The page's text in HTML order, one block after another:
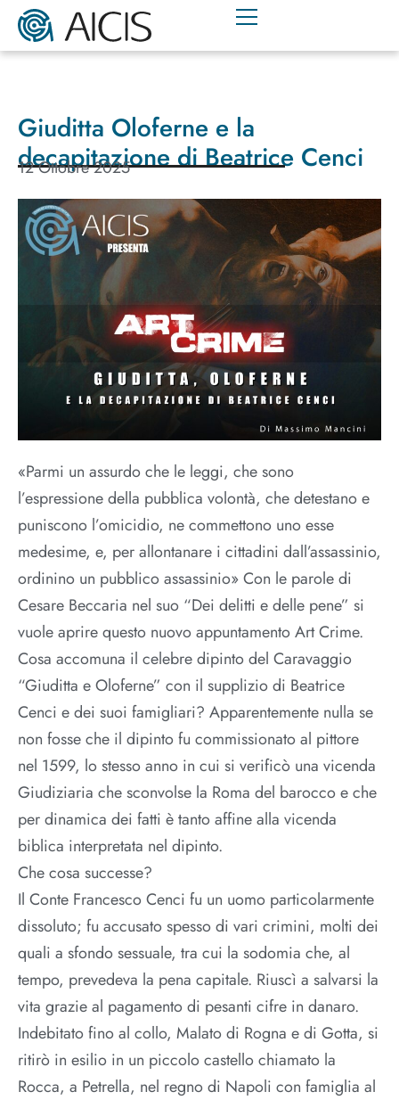
Giuditta Oloferne e la
decapitazione di Beatrice Cenci
12 Ottobre 2025
«Parmi un assurdo che le leggi, che sono
l’espressione della pubblica volontà, che detestano e
puniscono l’omicidio, ne commettono uno esse
medesime, e, per allontanare i cittadini dall’assassinio,
ordinino un pubblico assassinio» Con le parole di
Cesare Beccaria nel suo “Dei delitti e delle pene” si
vuole aprire questo nuovo appuntamento Art Crime.
Cosa accomuna il celebre dipinto del Caravaggio
“Giuditta e Oloferne” con il supplizio di Beatrice
Cenci e dei suoi famigliari? Apparentemente nulla se
non fosse che il dipinto fu commissionato al pittore
nel 1599, lo stesso anno in cui si verificò una vicenda
Giudiziaria che sconvolse la Roma del barocco e che
per dinamica dei fatti è tanto affine alla vicenda
biblica interpretata nel dipinto.
Che cosa successe?
Il Conte Francesco Cenci fu un uomo particolarmente
dissoluto; fu accusato spesso di vari crimini, molti dei
quali a sfondo sessuale, tra cui la sodomia che, al
tempo, prevedeva la pena capitale. Riuscì a salvarsi la
vita grazie al pagamento di pesanti cifre in danaro.
Indebitato fino al collo, Malato di Rogna e di Gotta, si
ritirò in esilio in un piccolo castello chiamato la
Rocca, a Petrella, nel regno di Napoli con famiglia al